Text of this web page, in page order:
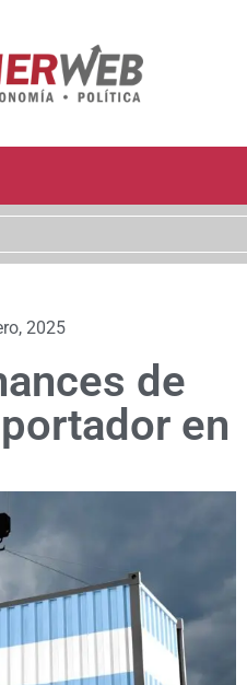
2025
de
en